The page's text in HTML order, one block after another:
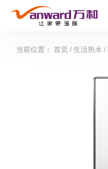
当前位置： 首页/ 生活热水 /